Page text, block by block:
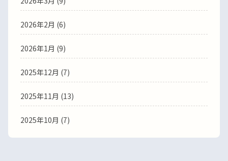
2026年2月 (6)
2026年1月 (9)
2025年12月 (7)
2025年11月 (13)
2025年10月 (7)